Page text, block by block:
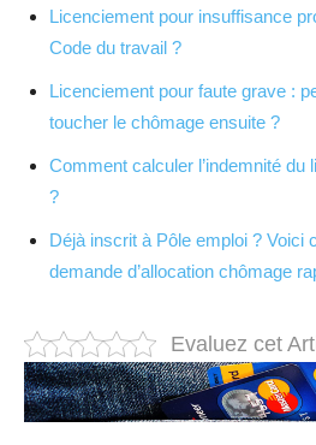
Licenciement pour insuffisance
Code du travail ?
Licenciement pour faute grave :
toucher le chômage ensuite ?
Comment calculer l’indemnité du
?
Déjà inscrit à Pôle emploi ? Voici
demande d’allocation chômage
Evaluez cet